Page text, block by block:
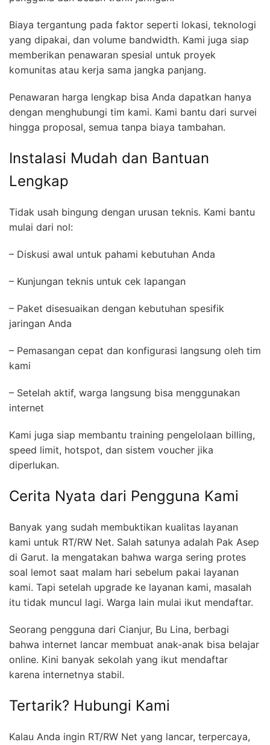
Biaya tergantung pada faktor seperti lokasi, teknologi
yang dipakai, dan volume bandwidth. Kami juga siap
memberikan penawaran spesial untuk proyek
komunitas atau kerja sama jangka panjang.
Penawaran harga lengkap bisa Anda dapatkan hanya
dengan menghubungi tim kami. Kami bantu dari survei
hingga proposal, semua tanpa biaya tambahan.
Instalasi Mudah dan Bantuan
Lengkap
Tidak usah bingung dengan urusan teknis. Kami bantu
mulai dari nol:
– Diskusi awal untuk pahami kebutuhan Anda
– Kunjungan teknis untuk cek lapangan
– Paket disesuaikan dengan kebutuhan spesifik
jaringan Anda
– Pemasangan cepat dan konfigurasi langsung oleh tim
kami
– Setelah aktif, warga langsung bisa menggunakan
internet
Kami juga siap membantu training pengelolaan billing,
speed limit, hotspot, dan sistem voucher jika
diperlukan.
Cerita Nyata dari Pengguna Kami
Banyak yang sudah membuktikan kualitas layanan
kami untuk RT/RW Net. Salah satunya adalah Pak Asep
di Garut. Ia mengatakan bahwa warga sering protes
soal lemot saat malam hari sebelum pakai layanan
kami. Tapi setelah upgrade ke layanan kami, masalah
itu tidak muncul lagi. Warga lain mulai ikut mendaftar.
Seorang pengguna dari Cianjur, Bu Lina, berbagi
bahwa internet lancar membuat anak-anak bisa belajar
online. Kini banyak sekolah yang ikut mendaftar
karena internetnya stabil.
Tertarik? Hubungi Kami
Kalau Anda ingin RT/RW Net yang lancar, terpercaya,